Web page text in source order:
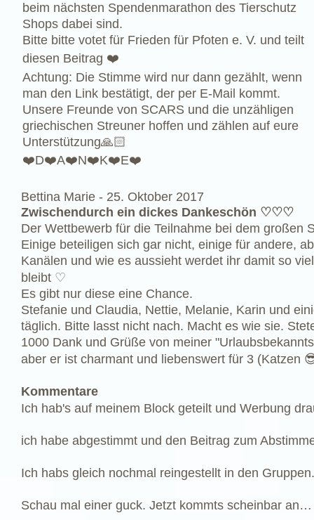
beim nächsten Spendenmarathon des Tierschutz
Shops dabei sind.
Bitte bitte votet für Frieden für Pfoten e. V. und teilt
diesen Beitrag ❤️
Achtung: Die Stimme wird nur dann gezählt, wenn
man den Link bestätigt, der per E-Mail kommt.
Unsere Freunde von SCARS und die unzähligen
griechischen Streuner hoffen und zählen auf eure
Unterstützung🙏🏻
❤️D❤️A❤️N❤️K❤️E❤️
Bettina Marie - 25. Oktober 2017
Zwischendurch ein dickes Dankeschön ♡♡♡
Der Wettbewerb für die Teilnahme bei dem großen
Einige beteiligen sich gar nicht, einige für andere,
Kanälen und wie es aussieht werdet ihr damit so
bleibt ♡
Es gibt nur diese eine Chance.
Stefanie und Claudia, Nettie, Melanie, Karin und
täglich. Bitte lasst nicht nach. Macht es wie sie.
1000 Dank und Grüße von meiner
aber er ist charmant und liebenswert für 3 (Katzen
Kommentare
Ich hab's auf meinem Block geteilt und Werbung
ich habe abgestimmt und den Beitrag zum
Ich habs gleich nochmal reingestellt in den
Schau mal einer guck. Jetzt kommts scheinbar